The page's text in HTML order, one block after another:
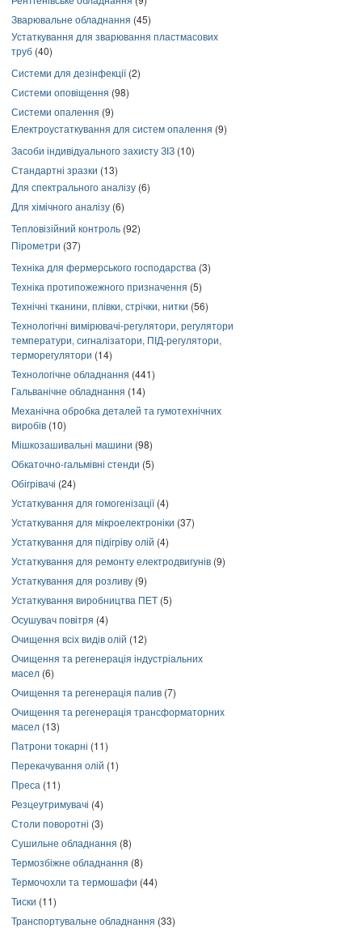
Зварювальне обладнання (45)
Устаткування для зварювання пластмасових
труб (40)
Системи для дезінфекції(2)
Системи оповіщення (98)
Системи опалення (9)
Електроустаткування для систем опалення (9)
Засоби індивідуального захисту ЗІЗ (10)
Стандартні зразки (13)
Для спектрального аналізу (6)
Для хімічного аналізу (6)
Тепловізійний контроль (92)
Пірометри (37)
Техніка для фермерського господарства (3)
Техніка протипожежного призначення (5)
Технічні тканини, плівки, стрічки, нитки (56)
Технологічні вимірювачі-регулятори, регулятори
температури, сигналізатори, ПІД-регулятори,
терморегулятори (14)
Технологічне обладнання (441)
Гальванічне обладнання (14)
Механічна обробка деталей та гумотехнічних
виробів (10)
Мішкозашивальні машини (98)
Обкаточно-гальмівні стенди (5)
Обігрівачі (24)
Устаткування для гомогенізації(4)
Устаткування для мікроелектроніки (37)
Устаткування для підігріву олій (4)
Устаткування для ремонту електродвигунів (9)
Устаткування для розливу (9)
Устаткування виробництва ПЕТ (5)
Осушувач повітря (4)
Очищення всіх видів олій (12)
Очищення та регенерація індустріальних
масел (6)
Очищення та регенерація палив (7)
Очищення та регенерація трансформаторних
масел (13)
Патрони токарні (11)
Перекачування олій (1)
Преса (11)
Резцеутримувачі (4)
Столи поворотні (3)
Сушильне обладнання (8)
Термозбіжне обладнання (8)
Термочохли та термошафи (44)
Тиски (11)
Транспортувальне обладнання (33)